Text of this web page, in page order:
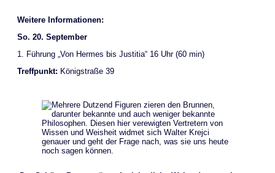
Weitere Informationen:
So. 20. September
1. Führung „Von Hermes bis Justitia“ 16 Uhr (60 min)
Treffpunkt: Königstraße 39